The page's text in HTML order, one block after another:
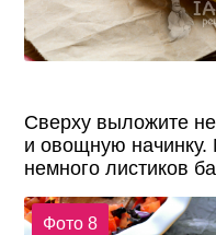
Сверху выложите
и овощную
немного листиков
Фото 8